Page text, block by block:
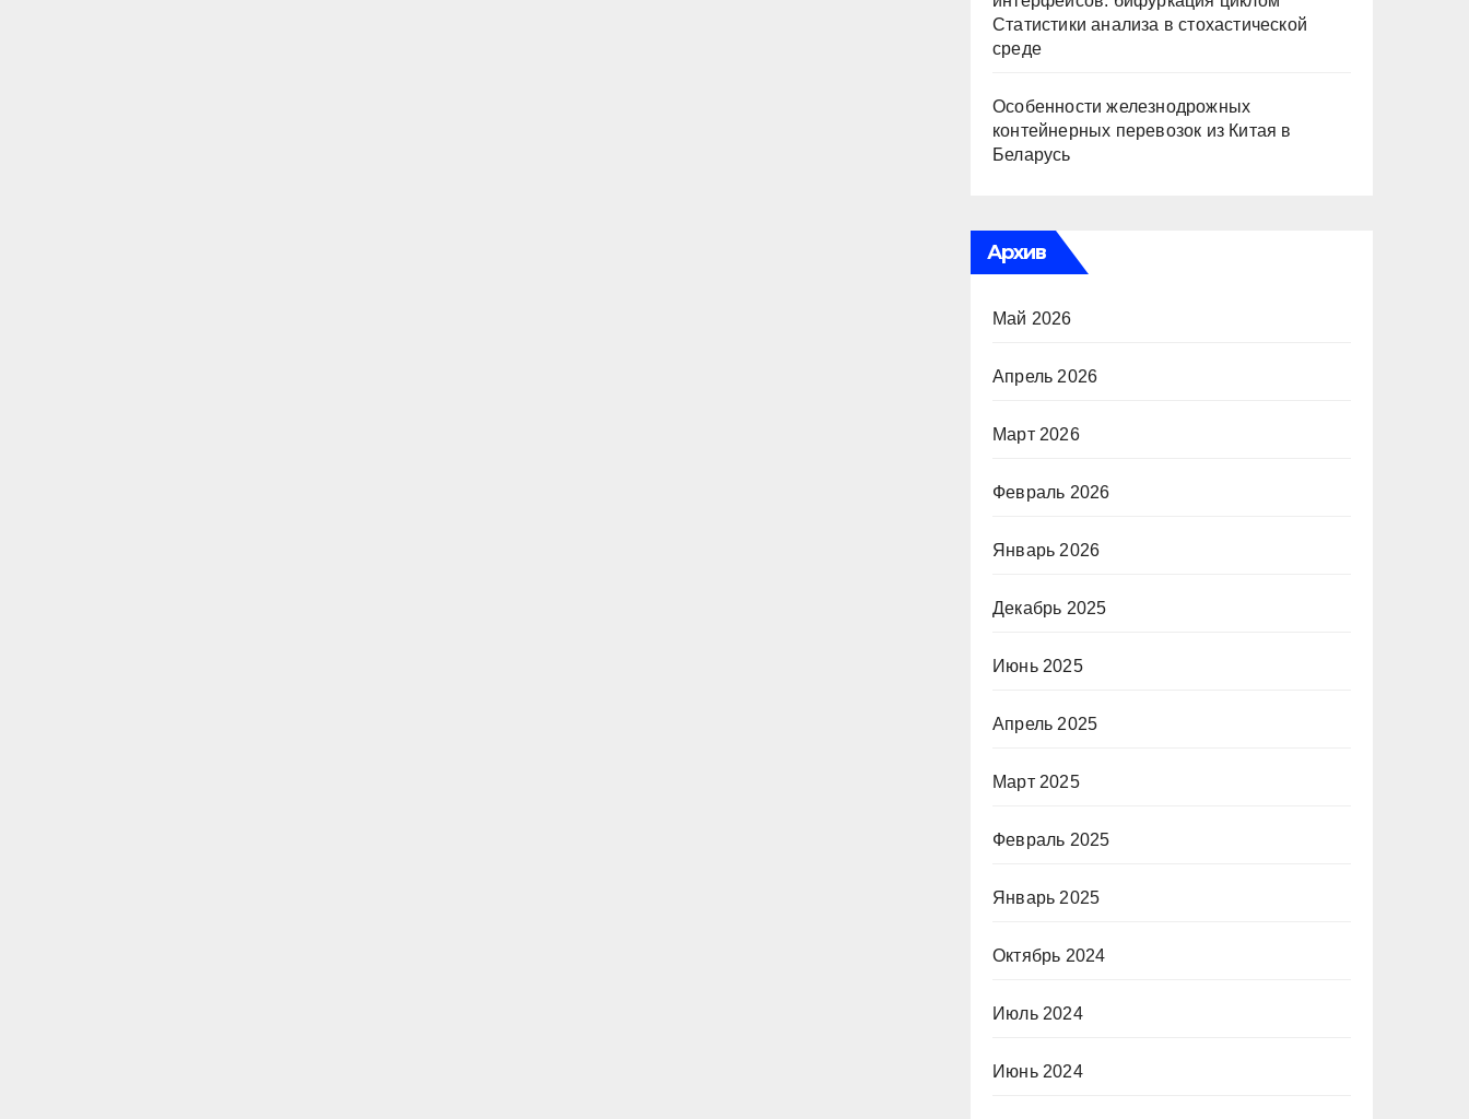
Статистики анализа в стохастической
среде
Особенности железнодрожных
контейнерных перевозок из Китая в
Беларусь
Архив
Май 2026
Апрель 2026
Март 2026
Февраль 2026
Январь 2026
Декабрь 2025
Июнь 2025
Апрель 2025
Март 2025
Февраль 2025
Январь 2025
Октябрь 2024
Июль 2024
Июнь 2024